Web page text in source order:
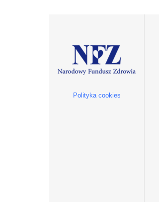
Polityka cookies